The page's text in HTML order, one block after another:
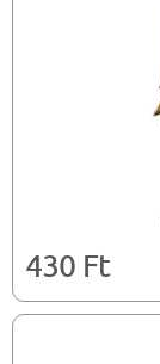
430 Ft